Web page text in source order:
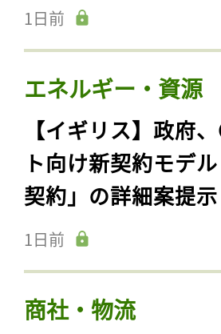
1日前
エネルギー・資源
【イギリス】政府
ト向け新契約モデ
契約」の詳細案提示
1日前
商社・物流